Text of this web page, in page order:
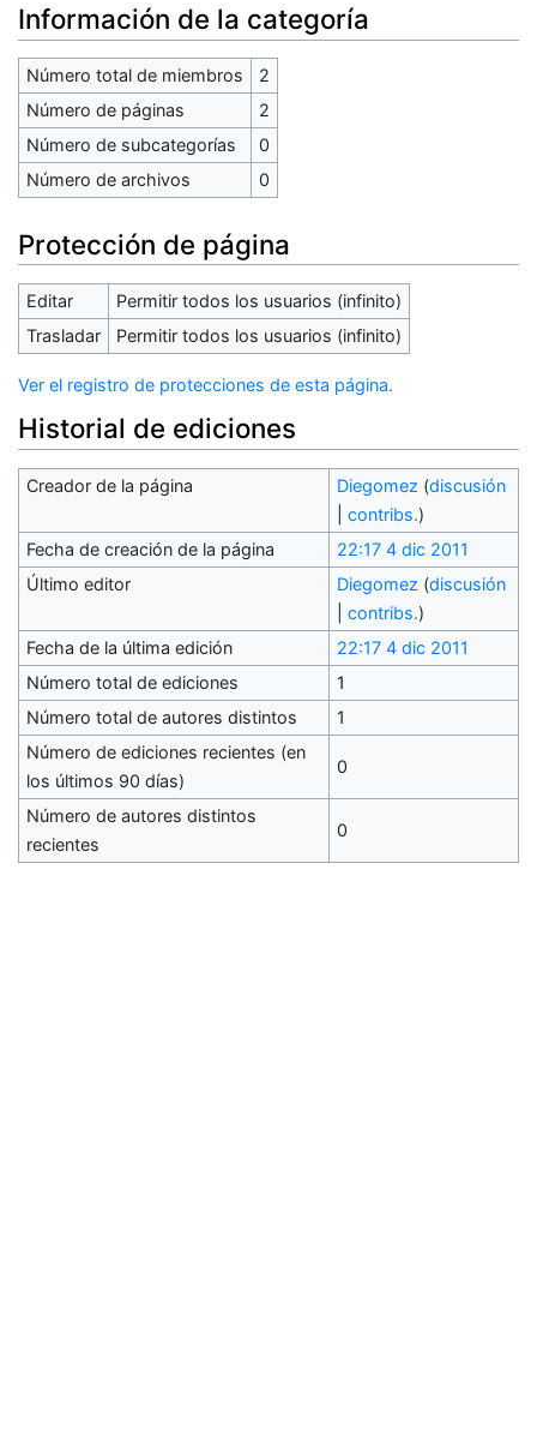
Información de la categoría
Número total de miembros
2
Número de páginas
2
Número de subcategorías
0
Número de archivos
0
Protección de página
Editar
Permitir todos los usuarios (infinito)
Trasladar
Permitir todos los usuarios (infinito)
Ver el registro de protecciones de esta página.
Historial de ediciones
Creador de la página Diegomez (discusión
contribs.)
Fecha de creación de la página
22:17 4 dic 2011
Último editor
Diegomez (discusión
contribs.)
Fecha de la última edición
22:17 4 dic 2011
Número total de ediciones
1
Número total de autores distintos
1
Número de ediciones recientes (en
los últimos 90 días)
0
Número de autores distintos
recientes
0